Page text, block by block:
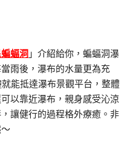
蝠洞 」介紹給你，蝙蝠洞瀑
雨後，瀑布的水量更為充
能抵達瀑布景觀平台，整體
以靠近瀑布，親身感受沁涼
讓健行的過程格外療癒。非